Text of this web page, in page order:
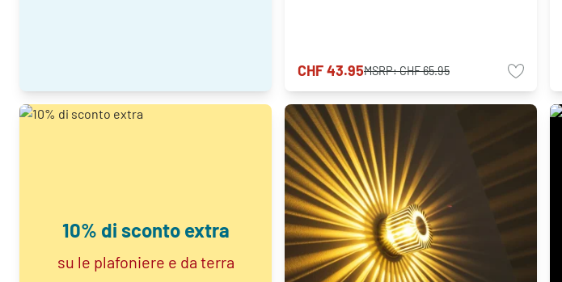
CHF 43.95MSRP:CHF 65.95
10% di sconto extra
su le plafoniere e da terra